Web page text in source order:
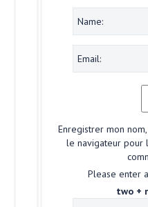
Enregistrer mon
le navigateur pour
Please enter
two +